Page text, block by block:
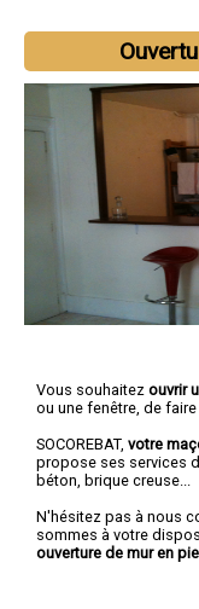
Vous souhaitez ouvrir
ou une fenêtre, de
SOCOREBAT, votre
propose ses services
béton, brique creuse...
N'hésitez pas à nous
sommes à votre
ouverture de mur en